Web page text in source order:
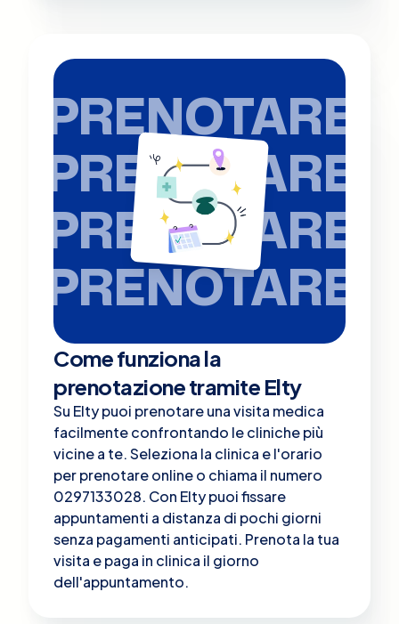
PRENOTARE
PRENOTARE
PRENOTARE
PRENOTARE
Come funziona la
prenotazione tramite Elty
Su Elty puoi prenotare una visita medica
facilmente confrontando le cliniche più
vicine a te. Seleziona la clinica e l'orario
per prenotare online o chiama il numero
0297133028. Con Elty puoi fissare
appuntamenti a distanza di pochi giorni
senza pagamenti anticipati. Prenota la tua
visita e paga in clinica il giorno
dell'appuntamento.